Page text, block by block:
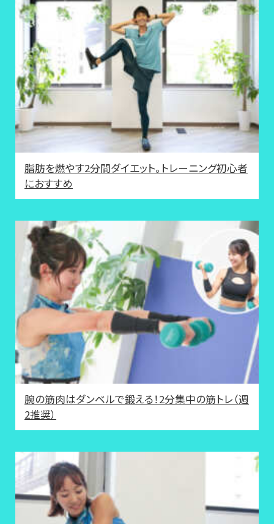
脂肪を燃やす2分間ダイエット。トレーニング初心者
におすすめ
腕の筋肉はダンベルで鍛える！2分集中の筋トレ（週
2推奨）